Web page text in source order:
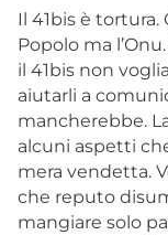
Il 41bis è
Popolo ma
il 41bis non
aiutarli a
mancherebbe.
alcuni aspetti
mera vendetta.
che reputo
mangiare solo